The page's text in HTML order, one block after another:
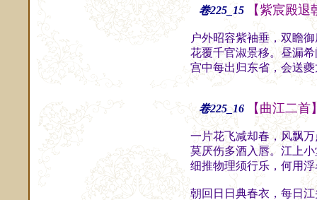
卷225_15 【紫宸殿
户外昭容紫袖垂，双瞻
花覆千官淑景移。昼漏
宫中每出归东省，会送
卷225_16 【曲江二首
一片花飞减却春，风飘
莫厌伤多酒入唇。江上
细推物理须行乐，何用
朝回日日典春衣，每日